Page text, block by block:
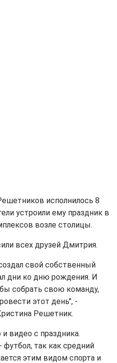
исполнилось 8
устроили ему праздник в
возле столицы.
всех друзей Дмитрия.
свой собственный
дни ко дню рождения. И
собрать свою команду,
этот день", -
Решетник.
видео с праздника.
так как средний
этим видом спорта и